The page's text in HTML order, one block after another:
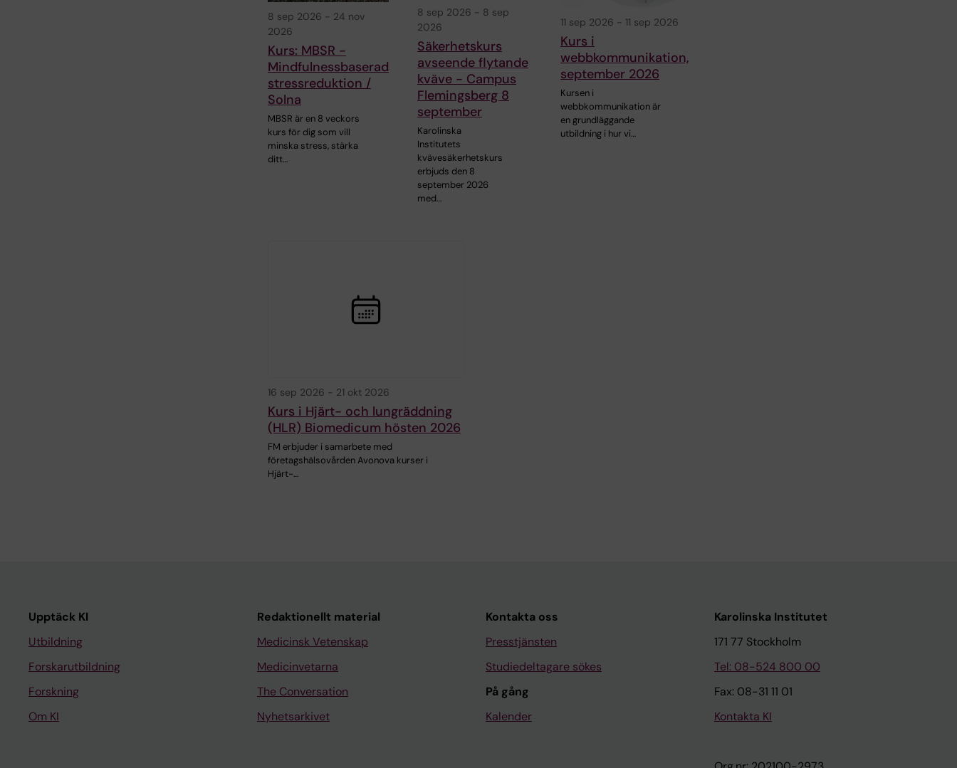
8 sep 2026 - 24 nov
2026
Kurs: MBSR -
Mindfulnessbaserad
stressreduktion /
Solna
MBSR är en 8 veckors
kurs för dig som vill
minska stress, stärka
ditt…
8 sep 2026 - 8 sep
2026
Säkerhetskurs
avseende flytande
kväve - Campus
Flemingsberg 8
september
Karolinska
Institutets
kvävesäkerhetskurs
erbjuds den 8
september 2026
med…
11 sep 2026 - 11 sep 2026
Kurs i
webbkommunikation,
september 2026
Kursen i
webbkommunikation är
en grundläggande
utbildning i hur vi…
16 sep 2026 - 21 okt 2026
Kurs i Hjärt- och lungräddning
(HLR) Biomedicum hösten 2026
FM erbjuder i samarbete med
företagshälsovården Avonova kurser i
Hjärt-…
Upptäck KI
Utbildning
Forskarutbildning
Forskning
Om KI
Redaktionellt material
Medicinsk Vetenskap
Medicinvetarna
The Conversation
Nyhetsarkivet
Kontakta oss
Presstjänsten
Studiedeltagare sökes
På gång
Kalender
Karolinska Institutet
171 77 Stockholm
Tel: 08-524 800 00
Fax: 08-31 11 01
Kontakta KI